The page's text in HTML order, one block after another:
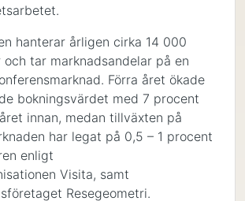
hanterar årligen cirka 14 000
tar marknadsandelar på en
Förra året ökade
bokningsvärdet med 7 procent
innan, medan tillväxten på
har legat på 0,5 – 1 procent
enligt
Visita, samt
Resegeometri.